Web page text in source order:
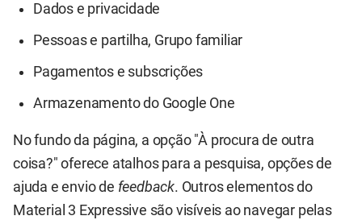
Dados e privacidade
Pessoas e partilha, Grupo familiar
Pagamentos e subscrições
Armazenamento do Google One
No fundo da página, a opção "À procura de outra
coisa?" oferece atalhos para a pesquisa, opções de
ajuda e envio de feedback. Outros elementos do
Material 3 Expressive são visíveis ao navegar pelas